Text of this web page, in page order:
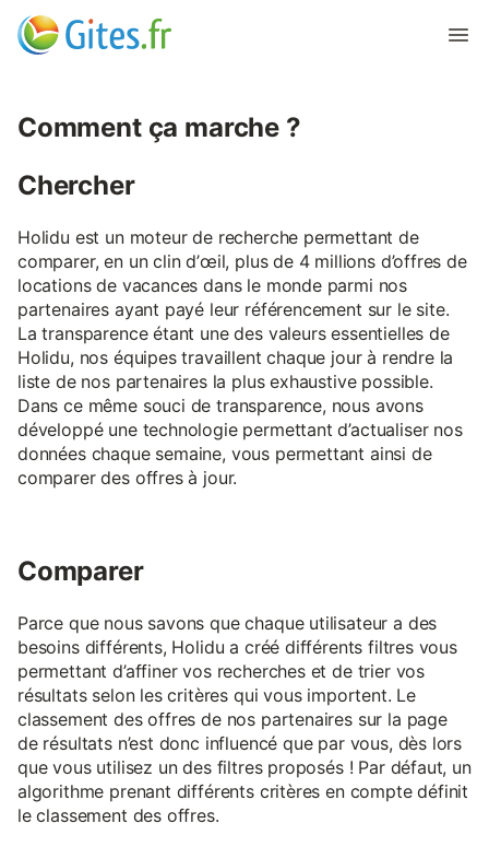
Comment ça marche ?
Chercher
Holidu est un moteur de recherche permettant de
comparer, en un clin d’œil, plus de 4 millions d’offres de
locations de vacances dans le monde parmi nos
partenaires ayant payé leur référencement sur le site.
La transparence étant une des valeurs essentielles de
Holidu, nos équipes travaillent chaque jour à rendre la
liste de nos partenaires la plus exhaustive possible.
Dans ce même souci de transparence, nous avons
développé une technologie permettant d’actualiser nos
données chaque semaine, vous permettant ainsi de
comparer des offres à jour.
Comparer
Parce que nous savons que chaque utilisateur a des
besoins différents, Holidu a créé différents filtres vous
permettant d’affiner vos recherches et de trier vos
résultats selon les critères qui vous importent. Le
classement des offres de nos partenaires sur la page
de résultats n’est donc influencé que par vous, dès lors
que vous utilisez un des filtres proposés ! Par défaut, un
algorithme prenant différents critères en compte définit
le classement des offres.